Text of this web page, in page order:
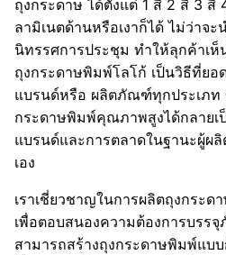
ถุงกระดาษ ได้ตั้งแต่ 1 สี 2 สี 3 สี
ลามิเนตด้านหรือเงาก็ได้ ไม่ว่าจ
นิทรรศการประชุม ทำให้ลุกค้าเห็
ถุงกระดาษพิมพ์โลโก้ เป็นวิธีที่ยอ
แบรนด์หรือ ผลิตภัณฑ์ทุกประเภ
กระดาษพิมพ์คุณภาพสูงได้กลายเ
แบรนด์และการตลาดในฐานะผู้ผ
เอง
เราเชี่ยวชาญในการผลิตถุงกระ
เพื่อตอบสนองความต้องการบรร
สามารถสร้างถุงกระดาษพิมพ์แบ